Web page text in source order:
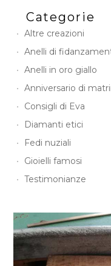
Categorie
Altre creazioni
Anelli di
Anelli in oro giallo
Anniversario di
Consigli di Eva
Diamanti etici
Fedi nuziali
Gioielli famosi
Testimonianze